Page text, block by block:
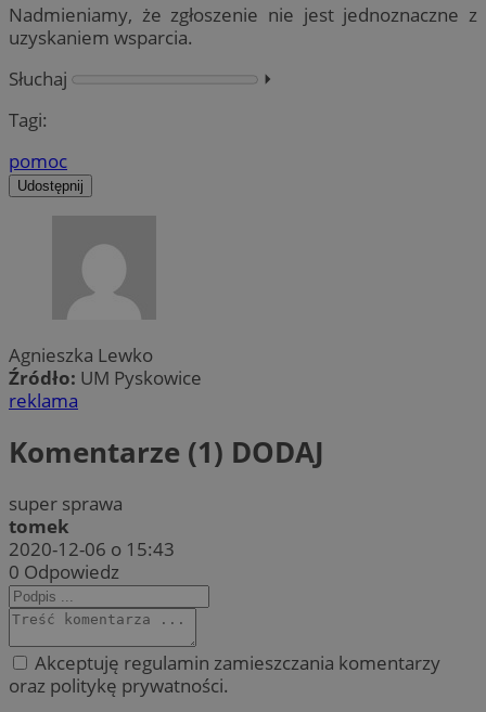
Nadmieniamy, że zgłoszenie nie jest jednoznaczne z
uzyskaniem wsparcia.
Słuchaj
⏵︎
Tagi:
pomoc
Udostępnij
Agnieszka Lewko
Źródło: UM Pyskowice
reklama
Komentarze (1) DODAJ
super sprawa
tomek
2020-12-06 o 15:43
0 Odpowiedz
Akceptuję regulamin zamieszczania komentarzy
oraz politykę prywatności.